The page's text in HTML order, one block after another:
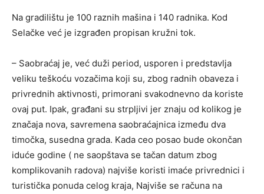
Na gradilištu je 100 raznih mašina i 140 radnika. Kod
Selačke već je izgrađen propisan kružni tok.
– Saobraćaj je, već duži period, usporen i predstavlja
veliku teškoću vozačima koji su, zbog radnih obaveza i
privrednih aktivnosti, primorani svakodnevno da koriste
ovaj put. Ipak, građani su strpljivi jer znaju od kolikog je
značaja nova, savremena saobraćajnica između dva
timočka, susedna grada. Kada ceo posao bude okončan
iduće godine ( ne saopštava se tačan datum zbog
komplikovanih radova) najviše koristi imaće privrednici i
turistička ponuda celog kraja, Najviše se računa na